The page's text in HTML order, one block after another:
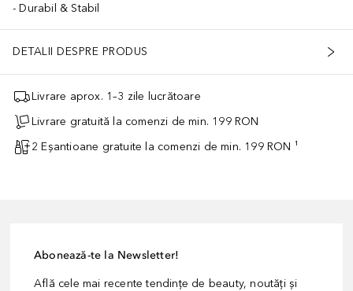
Durabil & Stabil
DETALII DESPRE PRODUS
Livrare aprox. 1–3 zile lucrătoare
Livrare gratuită la comenzi de min. 199 RON
2 Eșantioane gratuite la comenzi de min. 199 RON ¹
Abonează-te la Newsletter!
Află cele mai recente tendințe de beauty, noutăți și